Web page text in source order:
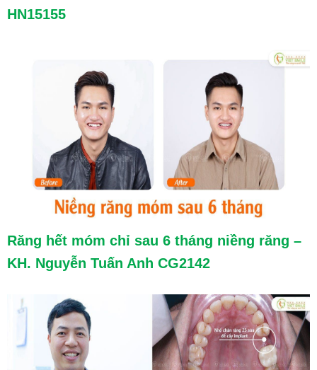
HN15155
Răng hết móm chỉ sau 6 tháng niềng răng –
KH. Nguyễn Tuấn Anh CG2142